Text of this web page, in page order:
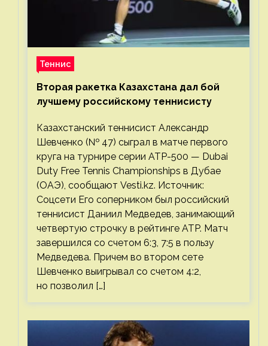
Теннис
Вторая ракетка Казахстана дал бой
лучшему российскому теннисисту
Казахстанский теннисист Александр
Шевченко (№ 47) сыграл в матче первого
круга на турнире серии ATP-500 — Dubai
Duty Free Tennis Championships в Дубае
(ОАЭ), сообщают Vesti.kz. Источник:
Соцсети Его соперником был российский
теннисист Даниил Медведев, занимающий
четвертую строчку в рейтинге ATP. Матч
завершился со счетом 6:3, 7:5 в пользу
Медведева. Причем во втором сете
Шевченко выигрывал со счетом 4:2,
но позволил […]